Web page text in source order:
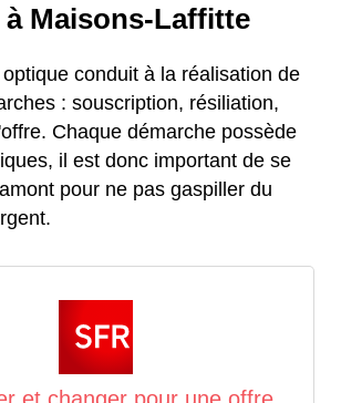
à Maisons-Laffitte
conduit à la réalisation de
: souscription, résiliation,
Chaque démarche possède
il est donc important de se
pour ne pas gaspiller du